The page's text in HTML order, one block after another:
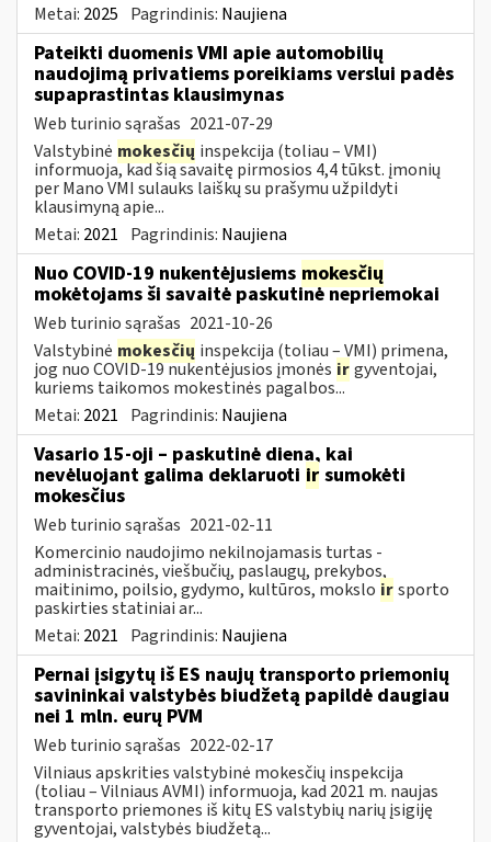
Metai: 2025 Pagrindinis: Naujiena
Pateikti duomenis VMI apie automobilių
naudojimą privatiems poreikiams verslui padės
supaprastintas klausimynas
Web turinio sąrašas 2021-07-29
Valstybinė mokesčių inspekcija (toliau – VMI)
informuoja, kad šią savaitę pirmosios 4,4 tūkst. įmonių
per Mano VMI sulauks laiškų su prašymu užpildyti
klausimyną apie...
Metai: 2021 Pagrindinis: Naujiena
Nuo COVID-19 nukentėjusiems mokesčių
mokėtojams ši savaitė paskutinė nepriemokai
Web turinio sąrašas 2021-10-26
Valstybinė mokesčių inspekcija (toliau – VMI) primena,
jog nuo COVID-19 nukentėjusios įmonės irgyventojai,
kuriems taikomos mokestinės pagalbos...
Metai: 2021 Pagrindinis: Naujiena
Vasario 15-oji – paskutinė diena, kai
nevėluojant galima deklaruoti ir sumokėti
mokesčius
Web turinio sąrašas 2021-02-11
Komercinio naudojimo nekilnojamasis turtas -
administracinės, viešbučių, paslaugų, prekybos,
maitinimo, poilsio, gydymo, kultūros, mokslo irsporto
paskirties statiniai ar...
Metai: 2021 Pagrindinis: Naujiena
Pernai įsigytų iš ES naujų transporto priemonių
savininkai valstybės biudžetą papildė daugiau
nei 1 mln. eurų PVM
Web turinio sąrašas 2022-02-17
Vilniaus apskrities valstybinė mokesčių inspekcija
(toliau – Vilniaus AVMI) informuoja, kad 2021 m. naujas
transporto priemones iš kitų ES valstybių narių įsigiję
gyventojai, valstybės biudžetą...